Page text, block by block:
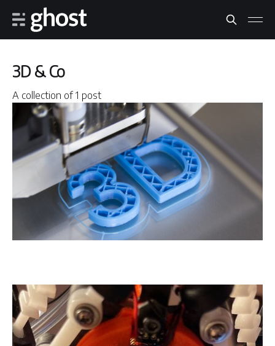
3D & Co
A collection of 1 post